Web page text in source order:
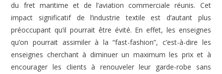
du fret maritime et de l’aviation commerciale réunis. Cet
impact significatif de l’industrie textile est d’autant plus
préoccupant qu’il pourrait être évité. En effet, les enseignes
qu’on pourrait assimiler à la “fast-fashion”, c’est-à-dire les
enseignes cherchant à diminuer un maximum les prix et à
encourager les clients à renouveler leur garde-robe sans